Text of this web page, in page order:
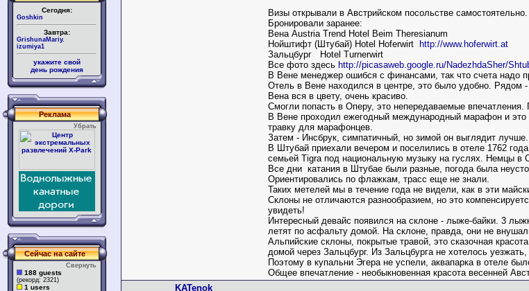
Сегодня:
Goshkin
Завтра:
GrishunaMariy.
izumiya1
укажите свой
день рождения
Реклама
Убрать
Сейчас на сайте
Свернуть
188 guests
(рекорд: 2321)
1 users
Визы открывали в Австрийском посольстве самостоятельно.
Бронировали заранее:
Вена Austria Trend Hotel Beim Theresianum
Нойштифт (Штубай) Hotel Hoferwirt
http://www.hoferwirt.at
Зальцбург Hotel Turnerwirt
Все фото здесь http://picasaweb.google.ru/NadezhdaSher/
В Вене менеджер ошибся с финансами, так что счета надо
Отель в Вене находился в центре, это было удобно. Рядом
Вена вся в цвету, очень красиво.
Смогли попасть в Оперу, это непередаваемые
В Вене проходил ежегодный международный марафон и
травку для марафонцев.
Затем - Инсбрук, симпатичный, но зимой он выглядит лучше.
В Штубай приехали вечером и поселились в отеле 1762
семьей Tigra под национальную музыку на гуслях. Немцы в
Все дни катания в Штубае были разные, погода была
Ориентировались по флажкам, трасс еще не знали.
Таких метелей мы в течение года не видели, как в эти
Склоны не отличаются разнообразием, но это
увидеть!
Интересный девайс появился на склоне - лыже-байки. 3
летят по асфальту домой. На склоне, правда, они не
Альпийские склоны, покрытые травой, это сказочная
домой через Зальцбург. Из Зальцбурга не хотелось
Поэтому в купальни Эгера не успели, аквапарка в отеле
Общее впечатление - необыкновенная красота весенней
KATenok